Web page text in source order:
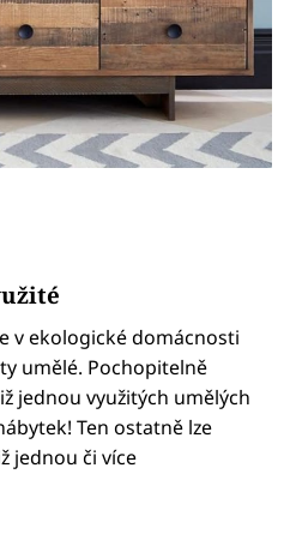
v ekologické domácnosti
umělé. Pochopitelně
jednou využitých umělých
Ten ostatně lze
jednou či více